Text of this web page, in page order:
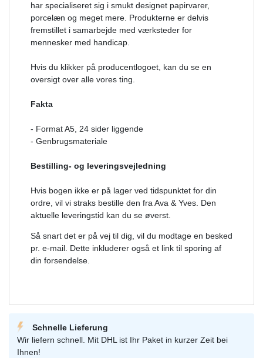
har specialiseret sig i smukt designet papirvarer,
porcelæn og meget mere. Produkterne er delvis
fremstillet i samarbejde med værksteder for
mennesker med handicap.
Hvis du klikker på producentlogoet, kan du se en
oversigt over alle vores ting.
Fakta
- Format A5, 24 sider liggende
- Genbrugsmateriale
Bestilling- og leveringsvejledning
Hvis bogen ikke er på lager ved tidspunktet for din
ordre, vil vi straks bestille den fra Ava & Yves. Den
aktuelle leveringstid kan du se øverst.
Så snart det er på vej til dig, vil du modtage en besked
pr. e-mail. Dette inkluderer også et link til sporing af
din forsendelse.
Schnelle Lieferung
Wir liefern schnell. Mit DHL ist Ihr Paket in kurzer Zeit bei
Ihnen!